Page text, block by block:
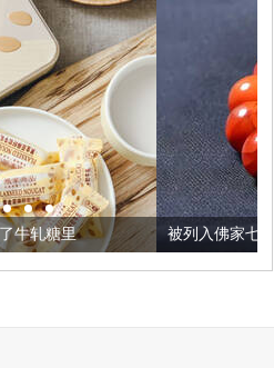
被列入佛家七宝的它到底有多美？